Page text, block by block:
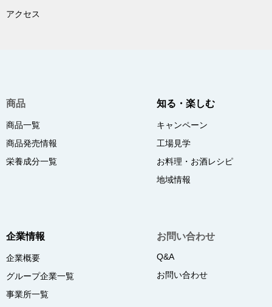
アクセス
商品
商品一覧
商品発売情報
栄養成分一覧
知る・楽しむ
キャンペーン
工場見学
お料理・お酒レシピ
地域情報
企業情報
企業概要
グループ企業一覧
事業所一覧
お問い合わせ
Q&A
お問い合わせ